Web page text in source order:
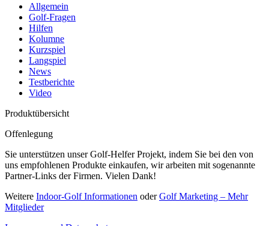
Allgemein
Golf-Fragen
Hilfen
Kolumne
Kurzspiel
Langspiel
News
Testberichte
Video
Produktübersicht
Offenlegung
Sie unterstützen unser Golf-Helfer Projekt, indem Sie bei den von
uns empfohlenen Produkte einkaufen, wir arbeiten mit sogenannte
Partner-Links der Firmen. Vielen Dank!
Weitere Indoor-Golf Informationen oderGolf Marketing – Mehr
Mitglieder